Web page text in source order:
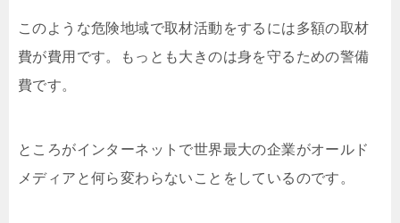
このような危険地域で取材活動をするには多額の取材
費が費用です。もっとも大きのは身を守るための警備
費です。
ところがインターネットで世界最大の企業がオールド
メディアと何ら変わらないことをしているのです。